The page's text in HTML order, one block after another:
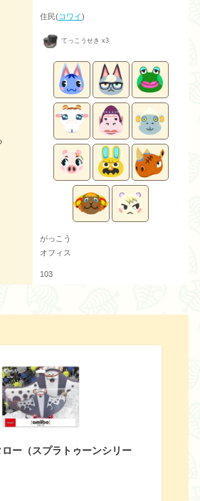
住民(コワイ)
てっこうせき x3
がっこう
オフィス
103
ー（スプラトゥーンシリー